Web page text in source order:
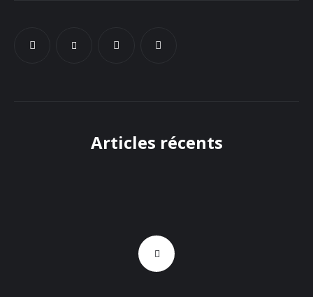
Articles récents